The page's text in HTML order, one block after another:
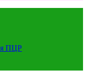
ПЦР